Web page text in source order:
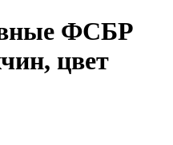
ФСБР
цвет